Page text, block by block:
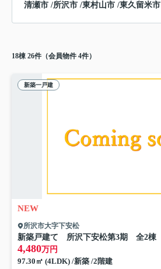
清瀬市 /所沢市 /東村山市 /東久留米市
18棟 26件（会員物件 4件）
新築一戸建
NEW
所沢市大字下安松
新築戸建て 所沢下安松第3期 全2棟
4,480万円
97.30㎡ (4LDK) /新築 /2階建